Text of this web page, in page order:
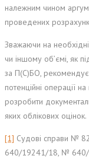
належним чином
проведених
Зважаючи на
чи іншому об’ємі, як
за П(С)БО,
потенційні операції
розробити
яких облікових оцінок.
[1] Судові справи №
640/19241/18, №